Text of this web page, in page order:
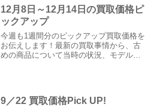
12月8日～12月14日の買取価格ピ
ックアップ
今週も1週間分のピックアップ買取価格を
お伝えします！最新の買取事情から、古
めの商品について当時の状況、モデルア
ください。月曜の買取価...
9／22 買取価格Pick UP!